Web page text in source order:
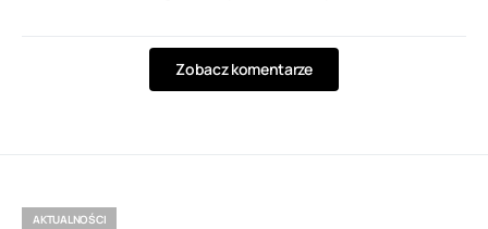
Zobacz komentarze
AKTUALNOŚCI